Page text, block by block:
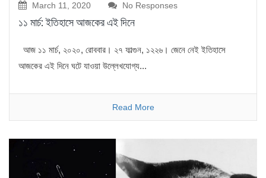
March 11, 2020 No Responses
১১ মার্চ: ইতিহাসে আজকের এই দিনে
আজ ১১ মার্চ, ২০২০, রোববার। ২৭ ফাল্গুন, ১২২৬। জেনে নেই ইতিহাসে
আজকের এই দিনে ঘটে যাওয়া উল্লেখযোগ্য...
Read More